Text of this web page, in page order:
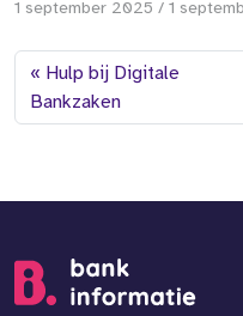
1 september 2025 / 1
Hulp bij Digitale
Bankzaken